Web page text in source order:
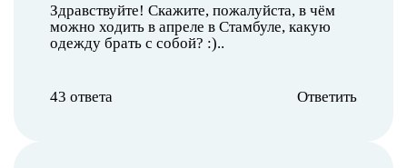
Здравствуйте! Скажите, пожалуйста, в чём
можно ходить в апреле в Стамбуле, какую
одежду брать с собой? :)..
43 ответа Ответить